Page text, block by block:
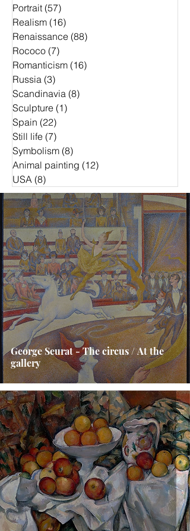
Portrait (57)
Realism (16)
Renaissance (88)
Rococo (7)
Romanticism (16)
Russia (3)
Scandinavia (8)
Sculpture (1)
Spain (22)
Still life (7)
Symbolism (8)
Animal painting (12)
USA (8)
George Seurat - The circus / At the
gallery